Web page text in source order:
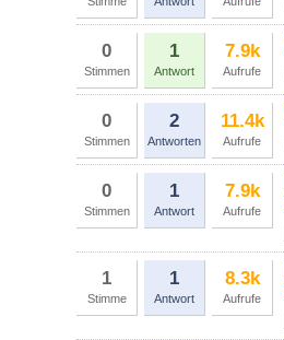
0
Stimmen
1
Antwort
7.9k
Aufrufe
0
Stimmen
2
Antworten
11.4k
Aufrufe
0
Stimmen
1
Antwort
7.9k
Aufrufe
1
Stimme
1
Antwort
8.3k
Aufrufe